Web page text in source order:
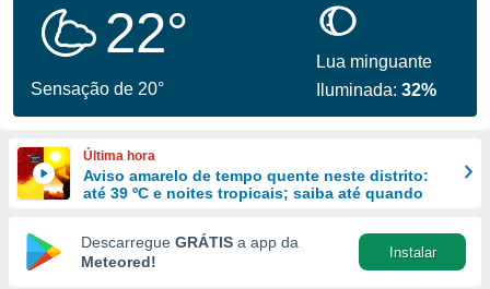
fornecidas
a este
das
e
forma
digital
22°
Sensação de 20°
Lua minguante
Iluminada:32%
Última hora
Aviso amarelo de tempo quente neste distrito:
até 39 ºC e noites tropicais; saiba até quando
Descarregue GRÁTIS a app da
Meteored!
Instalar